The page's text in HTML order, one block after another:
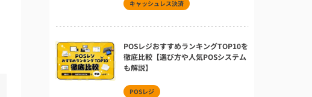
キャッシュレス決済
POSレジおすすめランキングTOP10を
徹底比較【選び方や人気POSシステム
も解説】
POSレジ